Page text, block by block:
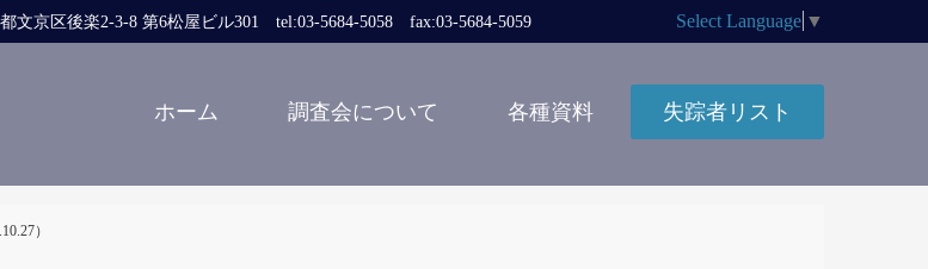
文京区後楽2-3-8 第6松屋ビル301 tel:03-5684-5058 fax:03-5684-5059 Select Language ▼
ホーム 調査会について 各種資料 失踪者リスト
）